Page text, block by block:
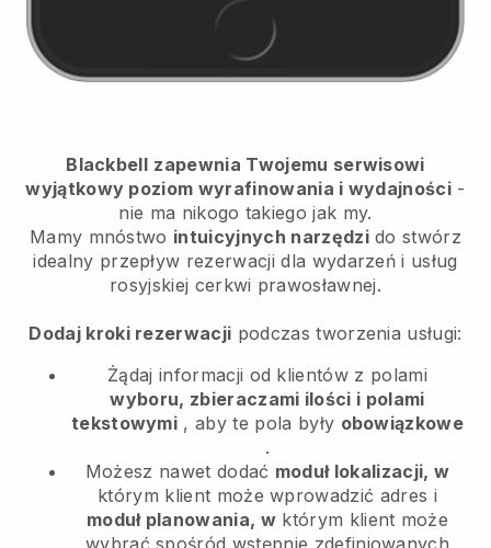
Blackbell zapewnia Twojemu serwisowi
wyjątkowy poziom wyrafinowania i wydajności -
nie ma nikogo takiego jak my.
Mamy mnóstwo intuicyjnych narzędzidostwórz
idealny przepływ rezerwacji dla wydarzeń i usług
rosyjskiej cerkwi prawosławnej.
Dodaj kroki rezerwacji podczas tworzenia usługi:
Żądaj informacji od klientów z polami
wyboru, zbieraczami ilości i polami
tekstowymi , aby te pola były obowiązkowe
.
Możesz nawet dodać moduł lokalizacji, w
którym klient może wprowadzić adres i
moduł planowania, w którym klient może
wybrać spośród wstępnie zdefiniowanych